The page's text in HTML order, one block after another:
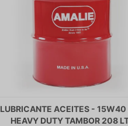
LUBRICANTE ACEITES - 15W40
HEAVY DUTY TAMBOR 208